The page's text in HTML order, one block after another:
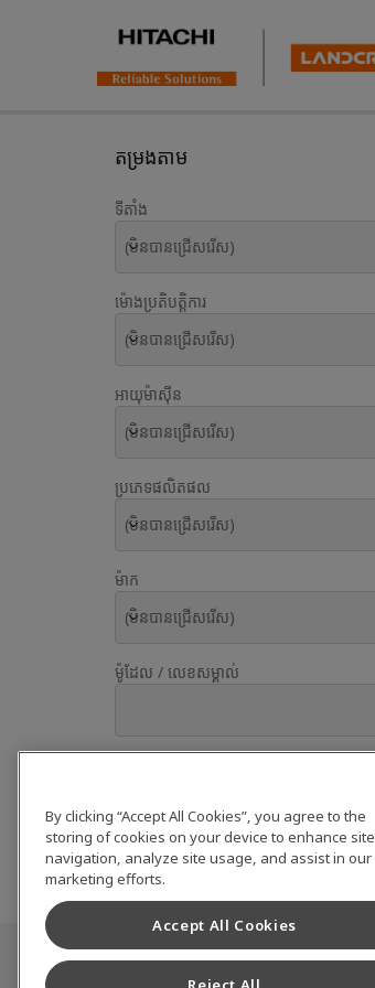
Used Inventory For Sale
តម្រងតាម
ទីតាំង
(មិនបានជ្រើសរើស)
ម៉ោងប្រតិបត្តិការ
(មិនបានជ្រើសរើស)
អាយុម៉ាស៊ីន
(មិនបានជ្រើសរើស)
ប្រភេទផលិតផល
(មិនបានជ្រើសរើស)
ម៉ាក
(មិនបានជ្រើសរើស)
ម៉ូដែល / លេខសម្គាល់
កំណត់ឡើងវិញ
សារពើភ័ណ្ឌប្រើរួច
By clicking “Accept All Cookies”, you agree to the
storing of cookies on your device to enhance site
navigation, analyze site usage, and assist in our
marketing efforts.
Accept All Cookies